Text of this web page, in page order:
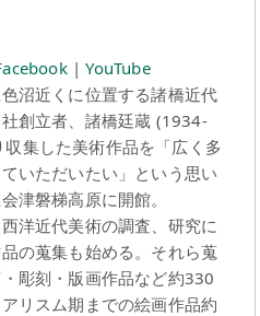
|YouTube
沼近くに位置する諸橋近代
創立者、諸橋廷蔵 (1934-
集した美術作品を「広く多
いただいたい」という思い
津磐梯高原に開館。
洋近代美術の調査、研究に
の蒐集も始める。それら蒐
彫刻・版画作品など約330
リスム期までの絵画作品約